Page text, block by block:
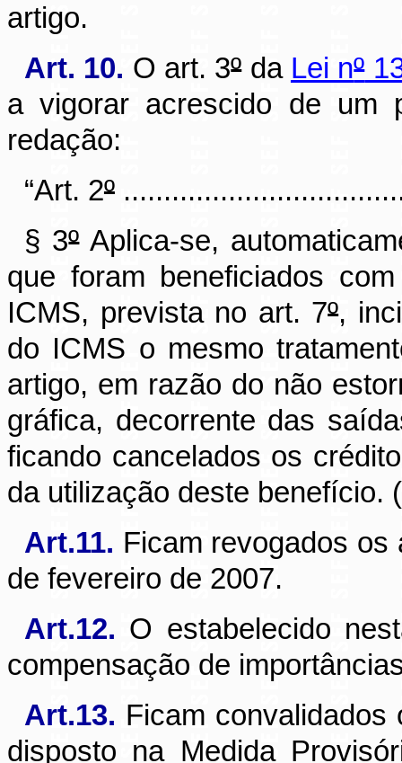
artigo.
Art. 10. O art. 3ºda Lei nº
a vigorar acrescido de um
redação:
“Art. 2º
§ 3ºAplica-se,
que foram beneficiados
ICMS, prevista no art. 7º,
do ICMS o mesmo
artigo, em razão do não
gráfica, decorrente das
ficando cancelados os
da utilização deste benefício.
Art.11. Ficam revogados
de fevereiro de 2007.
Art.12. O estabelecido
compensação de
Art.13. Ficam
disposto na Medida